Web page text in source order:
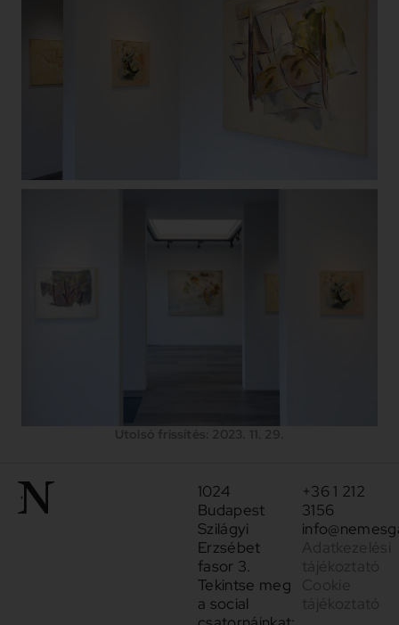
1024
Budapest
Szilágyi
Erzsébet
fasor 3.
Tekintse meg
a social
+36 1 212
3156